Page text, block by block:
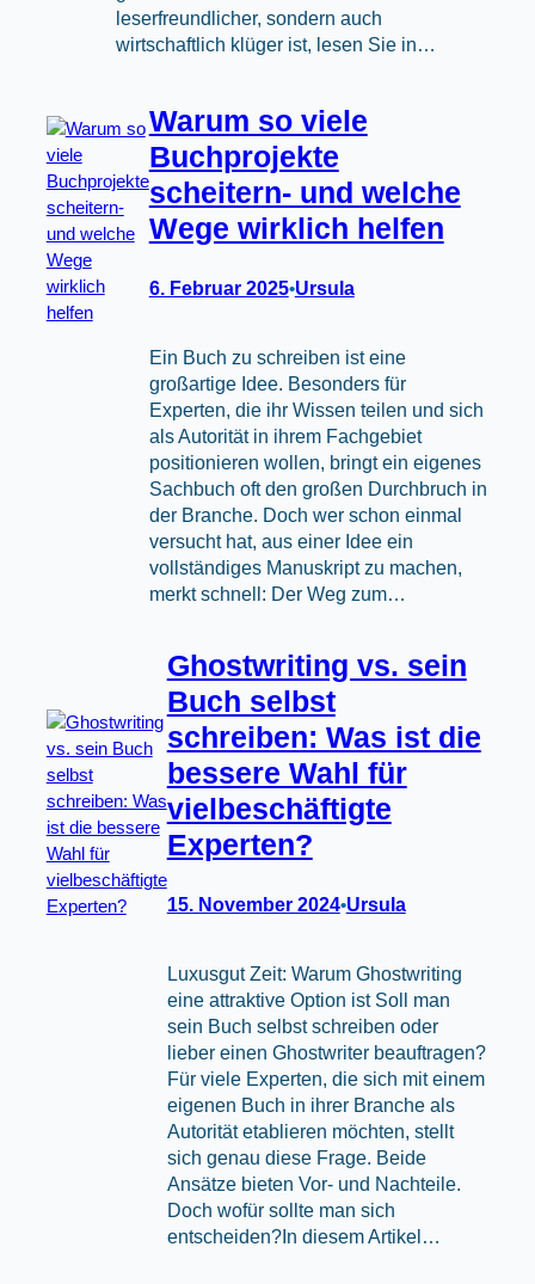
leserfreundlicher, sondern auch
wirtschaftlich klüger ist, lesen Sie in…
Warum so viele
Buchprojekte
scheitern- und welche
Wege wirklich helfen
6. Februar 2025•Ursula
Ein Buch zu schreiben ist eine
großartige Idee. Besonders für
Experten, die ihr Wissen teilen und sich
als Autorität in ihrem Fachgebiet
positionieren wollen, bringt ein eigenes
Sachbuch oft den großen Durchbruch in
der Branche. Doch wer schon einmal
versucht hat, aus einer Idee ein
vollständiges Manuskript zu machen,
merkt schnell: Der Weg zum…
Ghostwriting vs. sein
Buch selbst
schreiben: Was ist die
bessere Wahl für
vielbeschäftigte
Experten?
15. November 2024•Ursula
Luxusgut Zeit: Warum Ghostwriting
eine attraktive Option ist Soll man
sein Buch selbst schreiben oder
lieber einen Ghostwriter beauftragen?
Für viele Experten, die sich mit einem
eigenen Buch in ihrer Branche als
Autorität etablieren möchten, stellt
sich genau diese Frage. Beide
Ansätze bieten Vor- und Nachteile.
Doch wofür sollte man sich
entscheiden?In diesem Artikel…